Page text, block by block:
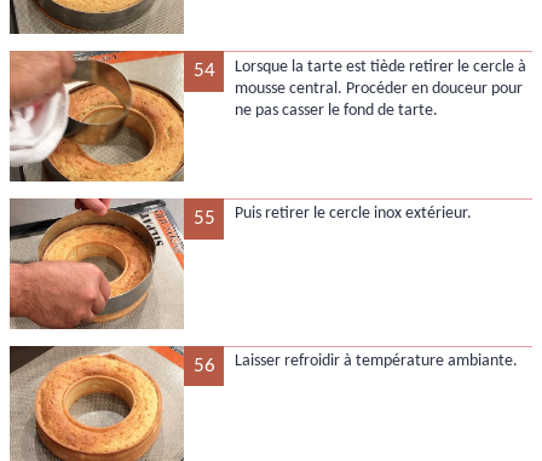
54
Lorsque la tarte est tiède retirer le cercle à
mousse central. Procéder en douceur pour
ne pas casser le fond de tarte.
55 Puis retirer le cercle inox extérieur.
56 Laisser refroidir à température ambiante.